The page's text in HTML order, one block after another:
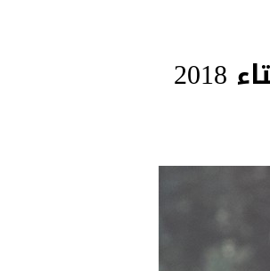
المصمم زياد نكد يقدّم مجموعة Elevation لموسم خريف وشتاء 2018